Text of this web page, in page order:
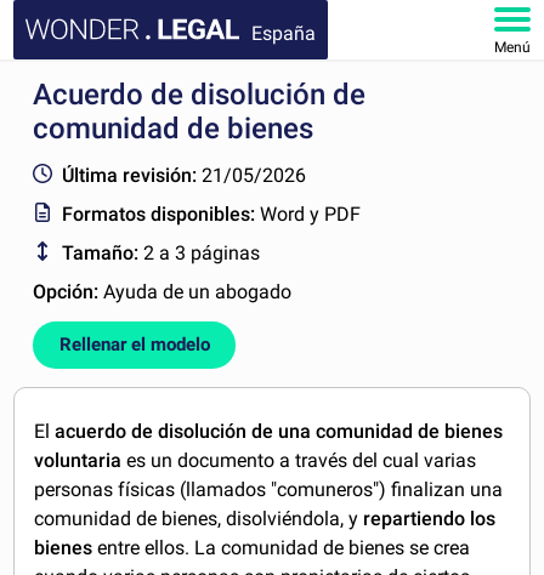
España
Menú
INICIO
FAQ
MI CUENTA
Acuerdo de disolución de
comunidad de bienes
Última revisión: 21/05/2026
Formatos disponibles:Word y PDF
Tamaño: 2 a 3 páginas
Opción:Ayuda de un abogado
Rellenar el modelo
Elacuerdo de disolución de una comunidad de bienes
voluntaria es un documento a través del cual varias
personas físicas (llamados "comuneros") finalizan una
comunidad de bienes, disolviéndola, y repartiendo los
bienes entre ellos. La comunidad de bienes se crea